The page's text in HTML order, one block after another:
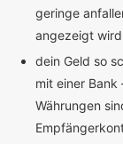
geringe
angezeigt
dein Geld so
mit einer Bank
Währungen